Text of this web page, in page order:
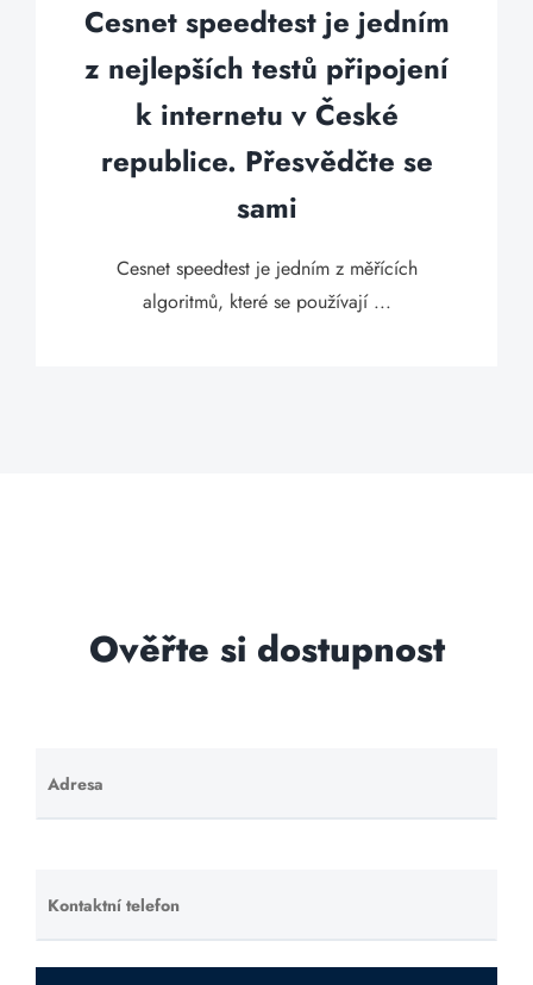
Cesnet speedtest je jedním
z nejlepších testů připojení
k internetu v České
republice. Přesvědčte se
sami
Cesnet speedtest je jedním z měřících
algoritmů, které se používají ...
Ověřte si dostupnost
Adresa
Ponechte
toto pole
Kontaktní telefon
Ponechte
toto pole
prázdné.